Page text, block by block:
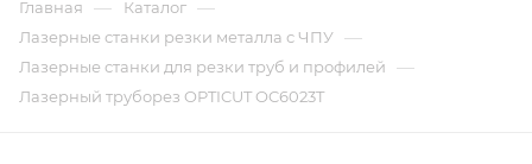
Главная — Каталог —
Лазерные станки резки металла с ЧПУ —
Лазерные станки для резки труб и профилей —
Лазерный труборез OPTICUT OC6023T